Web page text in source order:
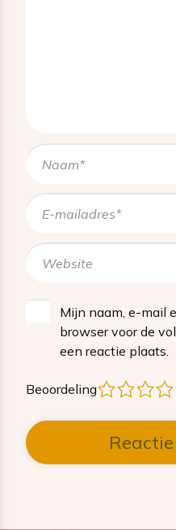
Mijn naam, e-mail
browser voor de
een reactie plaats.
Beoordeling 3
2
1